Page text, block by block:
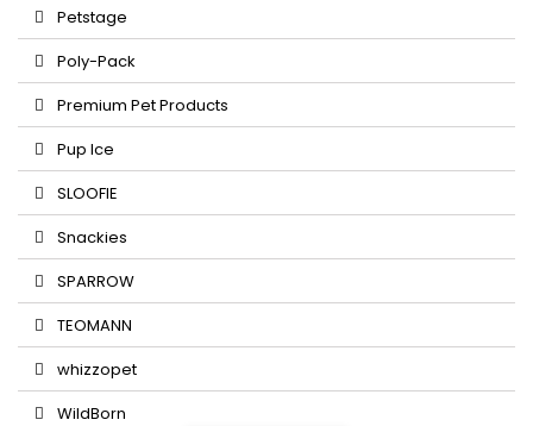
Petstage
Poly-Pack
Premium Pet Products
Pup Ice
SLOOFIE
Snackies
SPARROW
TEOMANN
whizzopet
WildBorn